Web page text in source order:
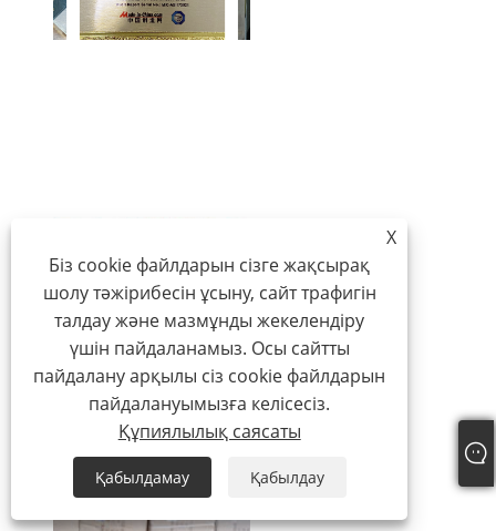
X
Біз cookie файлдарын сізге жақсырақ
шолу тәжірибесін ұсыну, сайт трафигін
талдау және мазмұнды жекелендіру
үшін пайдаланамыз. Осы сайтты
пайдалану арқылы сіз cookie файлдарын
пайдалануымызға келісесіз.
Құпиялылық саясаты
Қабылдамау Қабылдау